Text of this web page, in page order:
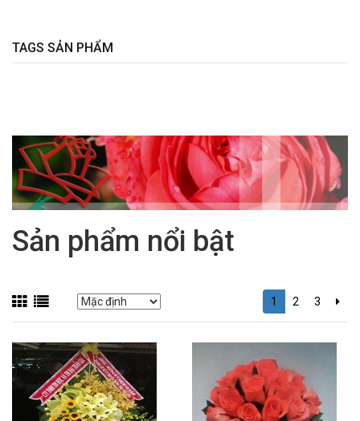
TAGS SẢN PHẨM
Sản phẩm nổi bật
1 2 3